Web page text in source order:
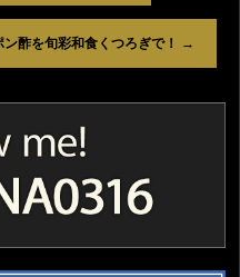
酢を旬彩和食くつろぎで！ →